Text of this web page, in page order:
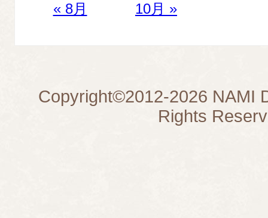
« 8月 10月 »
Copyright©2012-2026 NAMI
Rights